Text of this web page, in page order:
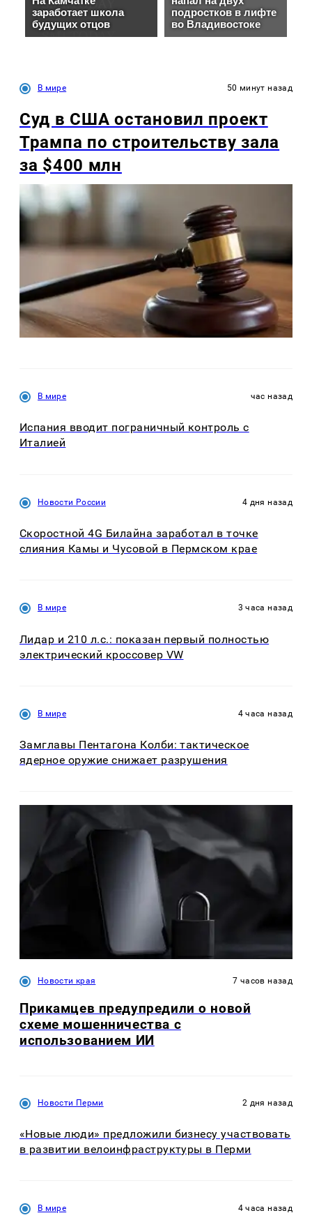
В мире 50 минут назад
Суд в США остановил проект
Трампа по строительству зала
за $400 млн
В мире час назад
Испания вводит пограничный контроль с
Италией
Новости России 4 дня назад
Скоростной 4G Билайна заработал в точке
слияния Камы и Чусовой в Пермском крае
В мире 3 часа назад
Лидар и 210 л.с.: показан первый полностью
электрический кроссовер VW
В мире 4 часа назад
Замглавы Пентагона Колби: тактическое
ядерное оружие снижает разрушения
Новости края 7 часов назад
Прикамцев предупредили о новой
схеме мошенничества с
использованием ИИ
Новости Перми 2 дня назад
«Новые люди» предложили бизнесу участвовать
в развитии велоинфраструктуры в Перми
В мире 4 часа назад